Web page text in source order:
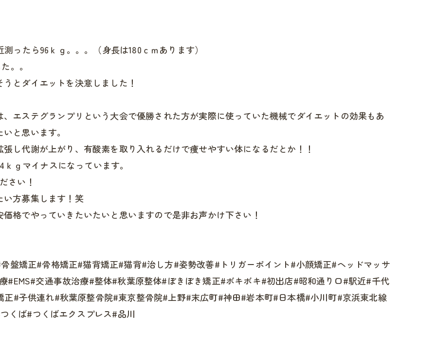
ったら96ｋｇ。。。（身長は180ｃｍあります）
。。
とダイエットを決意しました！
エステグランプリという大会で優勝された方が実際に使っていた機械でダイエットの効果もあ
と思います。
し代謝が上がり、有酸素を取り入れるだけで痩せやすい体になるだとか！！
ｇマイナスになっています。
さい！
い方募集します！笑
格でやっていきたいたいと思いますので是非お声かけ下さい！
盤矯正#骨格矯正#猫背矯正#猫背#治し方#姿勢改善#トリガーポイント#小顔矯正#ヘッドマッサ
#EMS#交通事故治療#整体#秋葉原整体#ぼきぼき矯正#ボキボキ#初出店#昭和通り口#駅近#千代
#子供連れ#秋葉原整骨院#東京整骨院#上野#末広町#神田#岩本町#日本橋#小川町#京浜東北線
くば#つくばエクスプレス#品川